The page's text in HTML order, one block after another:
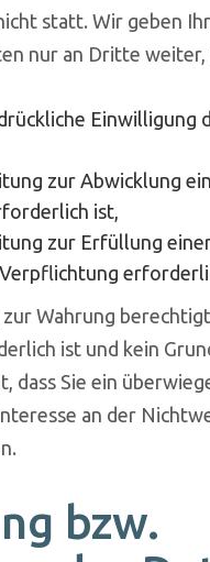
statt. Wir geben
nur an Dritte weiter,
Einwilligung
zur Abwicklung
ist,
zur Erfüllung
Wahrung
ist und kein
dass Sie ein
an der
bzw.